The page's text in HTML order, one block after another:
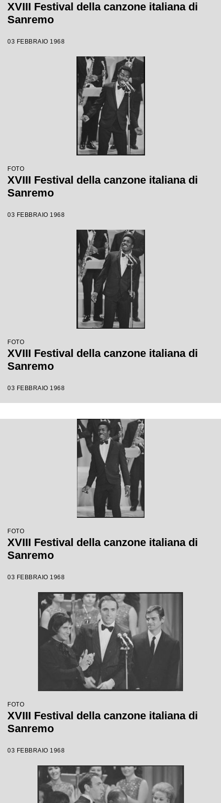
XVIII Festival della canzone italiana di
Sanremo
03 FEBBRAIO 1968
FOTO
XVIII Festival della canzone italiana di
Sanremo
03 FEBBRAIO 1968
FOTO
XVIII Festival della canzone italiana di
Sanremo
03 FEBBRAIO 1968
FOTO
XVIII Festival della canzone italiana di
Sanremo
03 FEBBRAIO 1968
FOTO
XVIII Festival della canzone italiana di
Sanremo
03 FEBBRAIO 1968